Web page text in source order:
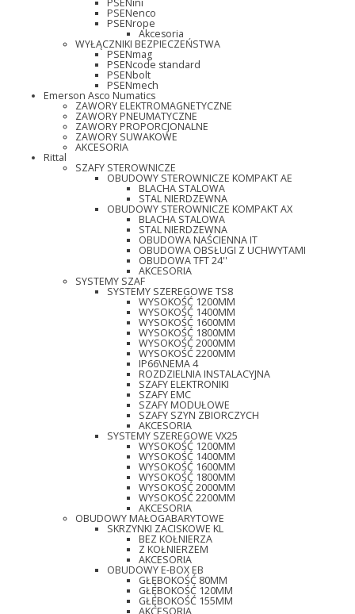
PSENini
PSENenco
PSENrope
Akcesoria
WYŁĄCZNIKI BEZPIECZEŃSTWA
PSENmag
PSENcode standard
PSENbolt
PSENmech
Emerson Asco Numatics
ZAWORY ELEKTROMAGNETYCZNE
ZAWORY PNEUMATYCZNE
ZAWORY PROPORCJONALNE
ZAWORY SUWAKOWE
AKCESORIA
Rittal
SZAFY STEROWNICZE
OBUDOWY STEROWNICZE KOMPAKT AE
BLACHA STALOWA
STAL NIERDZEWNA
OBUDOWY STEROWNICZE KOMPAKT AX
BLACHA STALOWA
STAL NIERDZEWNA
OBUDOWA NAŚCIENNA IT
OBUDOWA OBSŁUGI Z UCHWYTAMI
OBUDOWA TFT 24''
AKCESORIA
SYSTEMY SZAF
SYSTEMY SZEREGOWE TS8
WYSOKOŚĆ 1200MM
WYSOKOŚĆ 1400MM
WYSOKOŚĆ 1600MM
WYSOKOŚĆ 1800MM
WYSOKOŚĆ 2000MM
WYSOKOŚĆ 2200MM
IP66\NEMA 4
ROZDZIELNIA INSTALACYJNA
SZAFY ELEKTRONIKI
SZAFY EMC
SZAFY MODUŁOWE
SZAFY SZYN ZBIORCZYCH
AKCESORIA
SYSTEMY SZEREGOWE VX25
WYSOKOŚĆ 1200MM
WYSOKOŚĆ 1400MM
WYSOKOŚĆ 1600MM
WYSOKOŚĆ 1800MM
WYSOKOŚĆ 2000MM
WYSOKOŚĆ 2200MM
AKCESORIA
OBUDOWY MAŁOGABARYTOWE
SKRZYNKI ZACISKOWE KL
BEZ KOŁNIERZA
Z KOŁNIERZEM
AKCESORIA
OBUDOWY E-BOX EB
GŁĘBOKOŚĆ 80MM
GŁĘBOKOŚĆ 120MM
GŁĘBOKOŚĆ 155MM